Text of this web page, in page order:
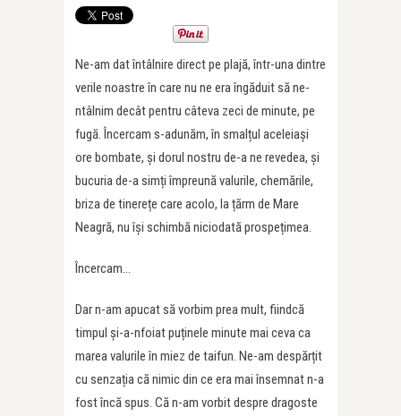
Ne-am dat întâlnire direct pe plajă, într-una dintre
verile noastre în care nu ne era îngăduit să ne-
ntâlnim decât pentru câteva zeci de minute, pe
fugă. Încercam s-adunăm, în smalțul aceleiași
ore bombate, și dorul nostru de-a ne revedea, și
bucuria de-a simți împreună valurile, chemările,
briza de tinerețe care acolo, la țărm de Mare
Neagră, nu își schimbă niciodată prospețimea.
Încercam…
Dar n-am apucat să vorbim prea mult, fiindcă
timpul și-a-nfoiat puținele minute mai ceva ca
marea valurile în miez de taifun. Ne-am despărțit
cu senzația că nimic din ce era mai însemnat n-a
fost încă spus. Că n-am vorbit despre dragoste